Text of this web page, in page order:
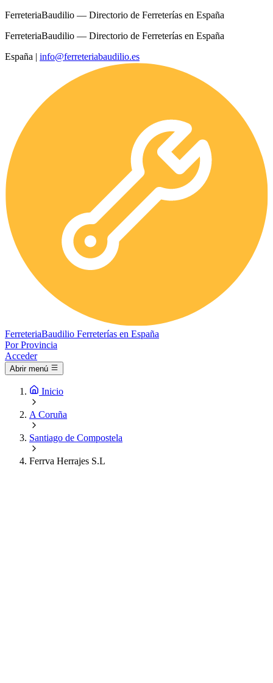
FerreteriaBaudilio — Directorio de Ferreterías en España
FerreteriaBaudilio — Directorio de Ferreterías en España
España | info@ferreteriabaudilio.es
FerreteriaBaudilio Ferreterías en España
Por Provincia
Acceder
Abrir menú
Inicio
A Coruña
Santiago de Compostela
Ferrva Herrajes S.L